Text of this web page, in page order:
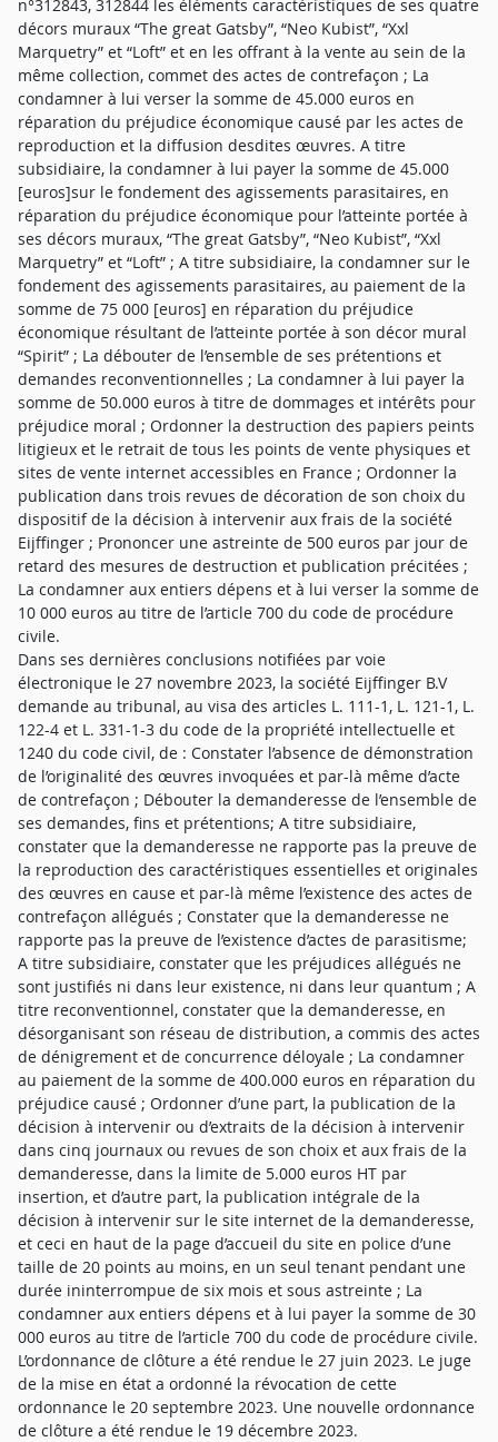
n°312843, 312844 les éléments caractéristiques de ses quatre
décors muraux “The great Gatsby”, “Neo Kubist”, “Xxl
Marquetry” et “Loft” et en les offrant à la vente au sein de la
même collection, commet des actes de contrefaçon ; La
condamner à lui verser la somme de 45.000 euros en
réparation du préjudice économique causé par les actes de
reproduction et la diffusion desdites œuvres. A titre
subsidiaire, la condamner à lui payer la somme de 45.000
[euros]sur le fondement des agissements parasitaires, en
réparation du préjudice économique pour l’atteinte portée à
ses décors muraux, “The great Gatsby”, “Neo Kubist”, “Xxl
Marquetry” et “Loft” ; A titre subsidiaire, la condamner sur le
fondement des agissements parasitaires, au paiement de la
somme de 75 000 [euros] en réparation du préjudice
économique résultant de l’atteinte portée à son décor mural
“Spirit” ; La débouter de l’ensemble de ses prétentions et
demandes reconventionnelles ; La condamner à lui payer la
somme de 50.000 euros à titre de dommages et intérêts pour
préjudice moral ; Ordonner la destruction des papiers peints
litigieux et le retrait de tous les points de vente physiques et
sites de vente internet accessibles en France ; Ordonner la
publication dans trois revues de décoration de son choix du
dispositif de la décision à intervenir aux frais de la société
Eijffinger ; Prononcer une astreinte de 500 euros par jour de
retard des mesures de destruction et publication précitées ;
La condamner aux entiers dépens et à lui verser la somme de
10 000 euros au titre de l’article 700 du code de procédure
civile.
Dans ses dernières conclusions notifiées par voie
électronique le 27 novembre 2023, la société Eijffinger B.V
demande au tribunal, au visa des articles L. 111-1, L. 121-1, L.
122-4 et L. 331-1-3 du code de la propriété intellectuelle et
1240 du code civil, de : Constater l’absence de démonstration
de l’originalité des œuvres invoquées et par-là même d’acte
de contrefaçon ; Débouter la demanderesse de l’ensemble de
ses demandes, fins et prétentions; A titre subsidiaire,
constater que la demanderesse ne rapporte pas la preuve de
la reproduction des caractéristiques essentielles et originales
des œuvres en cause et par-là même l’existence des actes de
contrefaçon allégués ; Constater que la demanderesse ne
rapporte pas la preuve de l’existence d’actes de parasitisme;
A titre subsidiaire, constater que les préjudices allégués ne
sont justifiés ni dans leur existence, ni dans leur quantum ; A
titre reconventionnel, constater que la demanderesse, en
désorganisant son réseau de distribution, a commis des actes
de dénigrement et de concurrence déloyale ; La condamner
au paiement de la somme de 400.000 euros en réparation du
préjudice causé ; Ordonner d’une part, la publication de la
décision à intervenir ou d’extraits de la décision à intervenir
dans cinq journaux ou revues de son choix et aux frais de la
demanderesse, dans la limite de 5.000 euros HT par
insertion, et d’autre part, la publication intégrale de la
décision à intervenir sur le site internet de la demanderesse,
et ceci en haut de la page d’accueil du site en police d’une
taille de 20 points au moins, en un seul tenant pendant une
durée ininterrompue de six mois et sous astreinte ; La
condamner aux entiers dépens et à lui payer la somme de 30
000 euros au titre de l’article 700 du code de procédure civile.
L’ordonnance de clôture a été rendue le 27 juin 2023. Le juge
de la mise en état a ordonné la révocation de cette
ordonnance le 20 septembre 2023. Une nouvelle ordonnance
de clôture a été rendue le 19 décembre 2023.